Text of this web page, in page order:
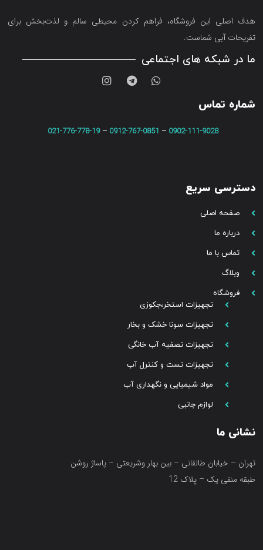
هدف اصلی این فروشگاه‌، فراهم کردن محیطی سالم و لذت‌بخش برای
تفریحات آبی شماست.
ما در شبکه های اجتماعی
شماره تماس
0902-111-9028
–
0912-767-0851
–
021-776-778-19
دسترسی سریع
صفحه اصلی
درباره ما
تماس با ما
وبلاگ
فروشگاه
تجهیزات استخر،جکوزی
تجهیزات سونا خشک و بخار
تجهیزات تصفیه آب خانگی
تجهیزات تست و کنترل آب
مواد شیمیایی و نگهداری آب
لوازم جانبی
نشانی ما
تهران – خیابان طالقانی – بین بهار وشریعتی – پاساژ روشن
طبقه منفی یک – پلاک 12